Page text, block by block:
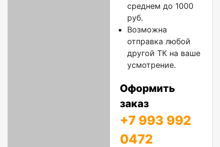
среднем до 1000
руб.
Возможна
отправка любой
другой ТК на ваше
усмотрение.
Оформить
заказ
+7 993 992
0472